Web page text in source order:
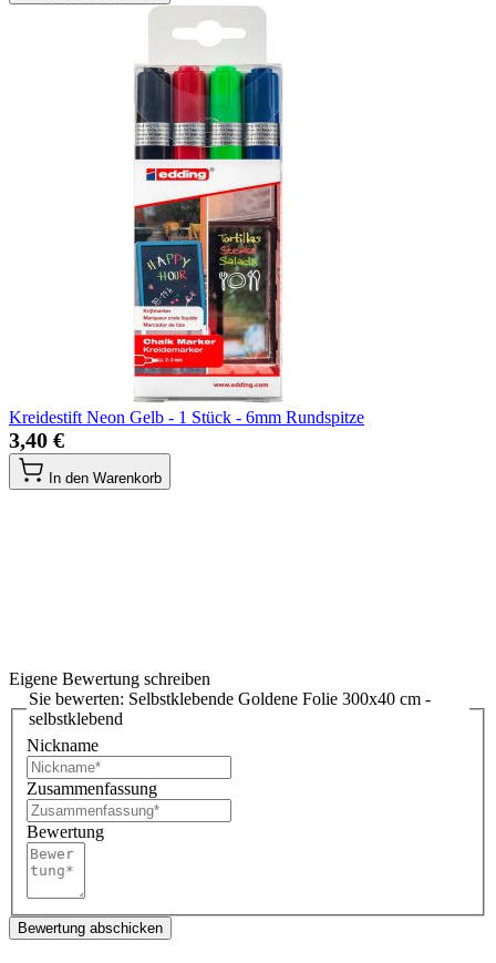
Kreidestift Neon Gelb - 1 Stück - 6mm Rundspitze
3,40 €
In den Warenkorb
Eigene Bewertung schreiben
Sie bewerten: Selbstklebende Goldene Folie 300x40 cm -
selbstklebend
Nickname
Zusammenfassung
Bewertung
Bewertung abschicken